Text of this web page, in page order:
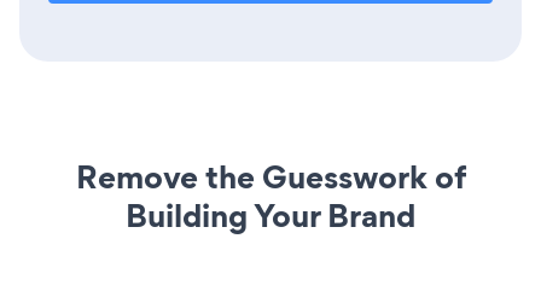
Remove the Guesswork of
Building Your Brand